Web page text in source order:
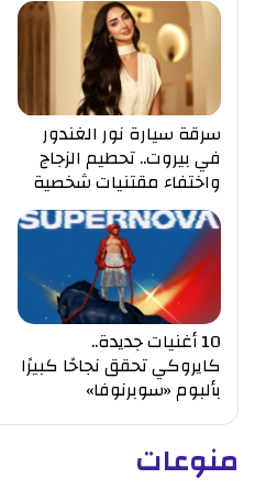
سرقة سيارة نور الغندور
في بيروت.. تحطيم الزجاج
واختفاء مقتنيات شخصية
10 أغنيات جديدة..
كايروكي تحقق نجاحًا كبيرًا
بألبوم «سوبرنوفا»
منوعات